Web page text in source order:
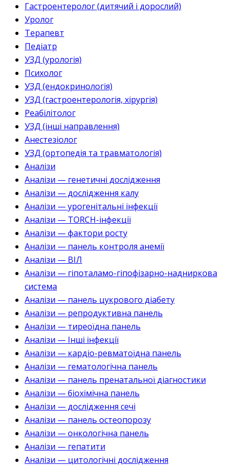
Гастроентеролог (дитячий і дорослий)
Уролог
Терапевт
Педіатр
УЗД (урологія)
Психолог
УЗД (ендокринологія)
УЗД (гастроентерологія, хірургія)
Реабілітолог
УЗД (інші направлення)
Анестезіолог
УЗД (ортопедія та травматологія)
Аналізи
Аналізи — генетичні дослідження
Аналізи — дослідження калу
Аналізи — урогенітальні інфекції
Аналізи — TORCH-інфекції
Аналізи — фактори росту
Аналізи — панель контроля анемії
Аналізи — ВІЛ
Аналізи — гіпоталамо-гіпофізарно-надниркова
система
Аналізи — панель цукрового діабету
Аналізи — репродуктивна панель
Аналізи — тиреоїдна панель
Аналізи — Інші інфекції
Аналізи — кардіо-ревматоїдна панель
Аналізи — гематологічна панель
Аналізи — панель пренатальної діагностики
Аналізи — біохімічна панель
Аналізи — дослідження сечі
Аналізи — панель остеопорозу
Аналізи — онкологічна панель
Аналізи — гепатити
Аналізи — цитологічні дослідження